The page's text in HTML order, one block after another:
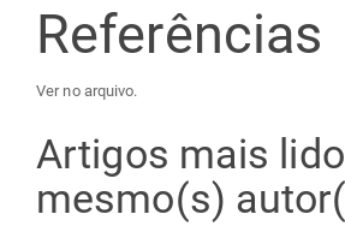
Referências
Ver no arquivo.
Artigos mais
mesmo(s)